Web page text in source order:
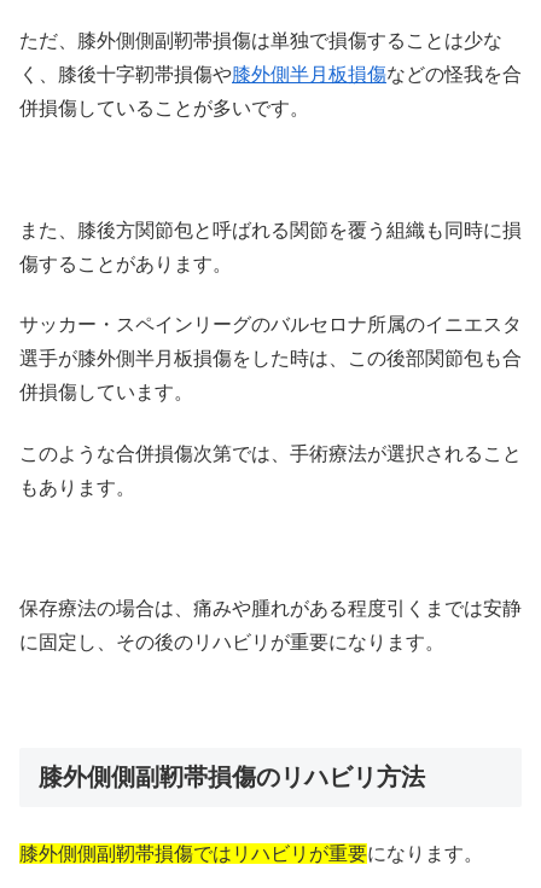
ただ、膝外側側副靭帯損傷は単独で損傷することは少な
く、膝後十字靭帯損傷や膝外側半月板損傷などの怪我を合
併損傷していることが多いです。
また、膝後方関節包と呼ばれる関節を覆う組織も同時に損
傷することがあります。
サッカー・スペインリーグのバルセロナ所属のイニエスタ
選手が膝外側半月板損傷をした時は、この後部関節包も合
併損傷しています。
このような合併損傷次第では、手術療法が選択されること
もあります。
保存療法の場合は、痛みや腫れがある程度引くまでは安静
に固定し、その後のリハビリが重要になります。
膝外側側副靭帯損傷のリハビリ方法
膝外側側副靭帯損傷ではリハビリが重要になります。